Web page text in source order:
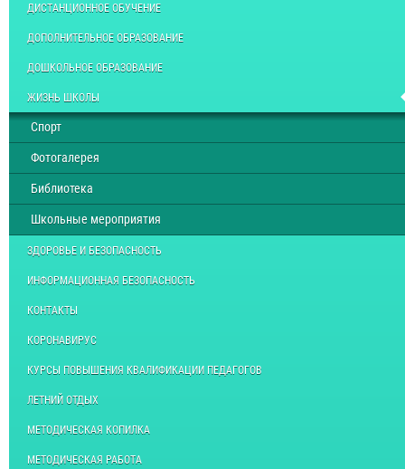
ДИСТАНЦИОННОЕ ОБУЧЕНИЕ
ДОПОЛНИТЕЛЬНОЕ ОБРАЗОВАНИЕ
ДОШКОЛЬНОЕ ОБРАЗОВАНИЕ
ЖИЗНЬ ШКОЛЫ
Спорт
Фотогалерея
Библиотека
Школьные мероприятия
ЗДОРОВЬЕ И БЕЗОПАСНОСТЬ
ИНФОРМАЦИОННАЯ БЕЗОПАСНОСТЬ
КОНТАКТЫ
КОРОНАВИРУС
КУРСЫ ПОВЫШЕНИЯ КВАЛИФИКАЦИИ ПЕДАГОГОВ
ЛЕТНИЙ ОТДЫХ
МЕТОДИЧЕСКАЯ КОПИЛКА
МЕТОДИЧЕСКАЯ РАБОТА